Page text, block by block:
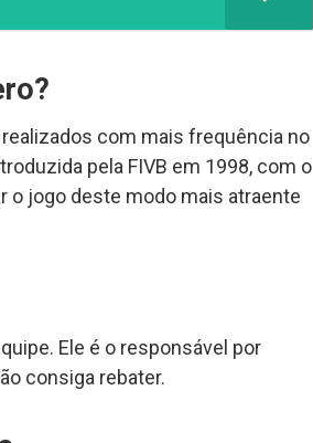
com mais frequência no
pela FIVB em 1998, com o
o jogo deste modo mais atraente
Ele é o responsável por
consiga rebater.